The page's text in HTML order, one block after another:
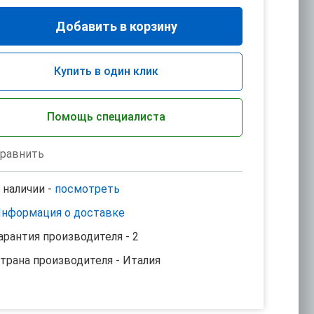
Добавить в корзину
Купить в один клик
Помощь специалиста
наличии - посмотреть
о доставке
производителя - 2
производителя - Италия